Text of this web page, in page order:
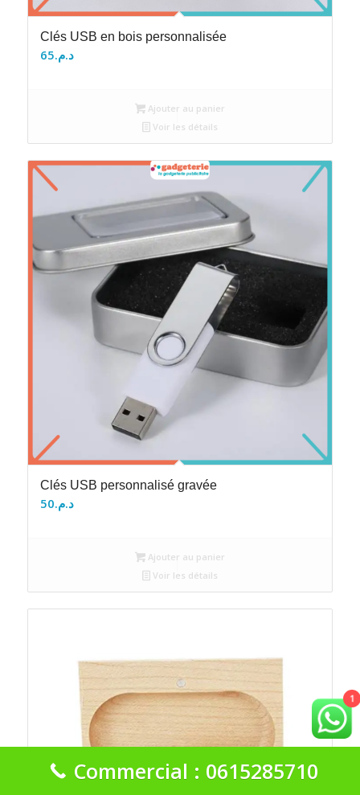
Clés USB en bois personnalisée
د.م.65
Ajouter au panier
Voir les détails
Clés USB personnalisé gravée
د.م.50
Ajouter au panier
Voir les détails
1
Commercial : 0615285710